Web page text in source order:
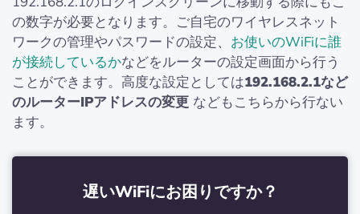
の数字が必要となります。ご自宅のワイヤレスネット
ワークの管理やパスワードの設定、 お使いのWiFiに誰
が接続しているかなどをルーターの設定画面から行う
ことができます。高度な設定としては192.168.2.1など
のルーターIPアドレスの変更 などもこちらから行ない
ます。
遅いWiFiにお困りですか？